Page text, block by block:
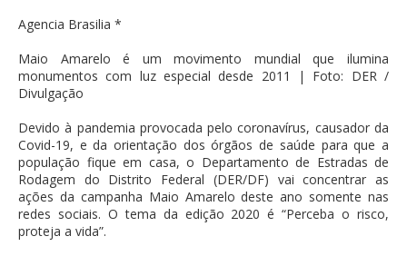
Agencia Brasilia *
Maio Amarelo é um movimento mundial que ilumina
monumentos com luz especial desde 2011 | Foto: DER /
Divulgação
Devido à pandemia provocada pelo coronavírus, causador da
Covid-19, e da orientação dos órgãos de saúde para que a
população fique em casa, o Departamento de Estradas de
Rodagem do Distrito Federal (DER/DF) vai concentrar as
ações da campanha Maio Amarelo deste ano somente nas
redes sociais. O tema da edição 2020 é “Perceba o risco,
proteja a vida”.